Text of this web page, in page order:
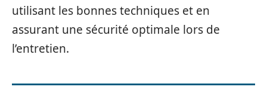
utilisant les bonnes techniques et en
assurant une sécurité optimale lors de
l’entretien.